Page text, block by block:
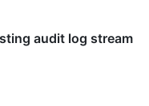
audit log stream